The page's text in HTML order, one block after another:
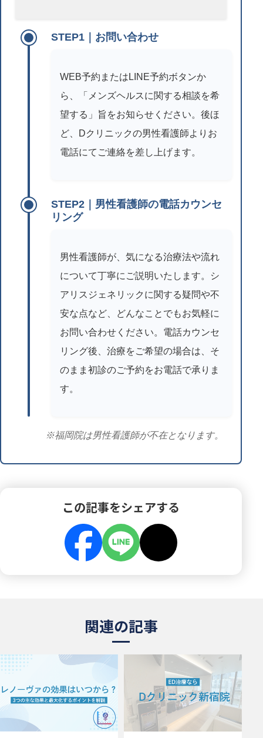
STEP1｜お問い合わせ
WEB予約またはLINE予約ボタンか
ら、「メンズヘルスに関する相談を希
望する」旨をお知らせください。後ほ
ど、Dクリニックの男性看護師よりお
電話にてご連絡を差し上げます。
STEP2｜男性看護師の電話カウンセ
リング
男性看護師が、気になる治療法や流れ
について丁寧にご説明いたします。シ
アリスジェネリックに関する疑問や不
安な点など、どんなことでもお気軽に
お問い合わせください。電話カウンセ
リング後、治療をご希望の場合は、そ
のまま初診のご予約をお電話で承りま
す。
※福岡院は男性看護師が不在となります。
この記事をシェアする
関連の記事